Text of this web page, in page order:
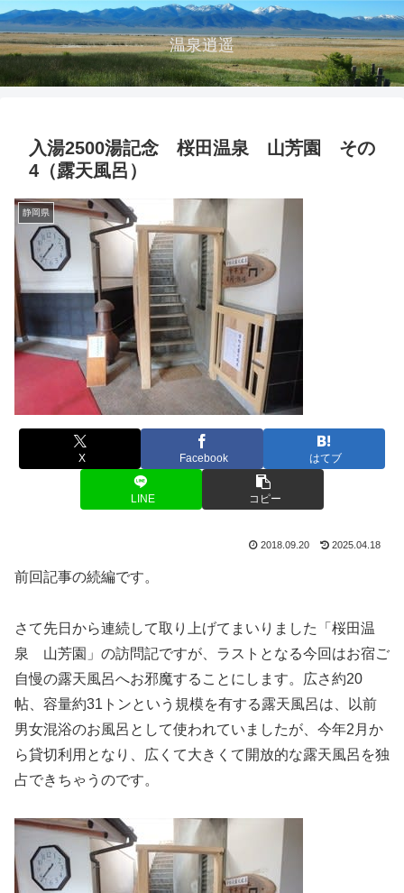
温泉逍遥
入湯2500湯記念 桜田温泉 山芳園 その
4（露天風呂）
静岡県
X Facebook はてブ
LINE コピー
2018.09.20 2025.04.18
前回記事の続編です。
さて先日から連続して取り上げてまいりました「桜田温
泉 山芳園」の訪問記ですが、ラストとなる今回はお宿ご
自慢の露天風呂へお邪魔することにします。広さ約20
帖、容量約31トンという規模を有する露天風呂は、以前
男女混浴のお風呂として使われていましたが、今年2月か
ら貸切利用となり、広くて大きくて開放的な露天風呂を独
占できちゃうのです。